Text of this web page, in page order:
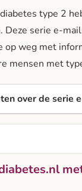
type 2
Deze serie e-
op weg met
mensen met
over de serie